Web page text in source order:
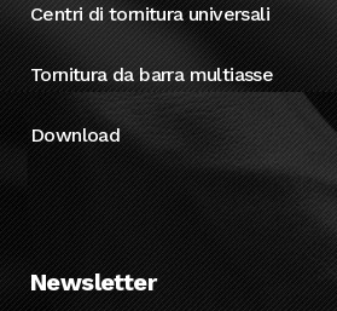
Centri di tornitura universali
Tornitura da barra multiasse
Download
Newsletter